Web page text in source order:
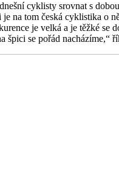
cyklisty srovnat s
je na tom česká cyklistika o
je velká a je těžké se
špici se pořád nacházíme,“